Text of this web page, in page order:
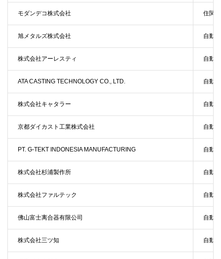
モダンデコ株式会社 住関
旭メタルズ株式会社 自動
株式会社アーレスティ 自動
ATA CASTING TECHNOLOGY CO., LTD. 自動
株式会社キャタラー 自動
京都ダイカスト工業株式会社 自動
PT. G-TEKT INDONESIA MANUFACTURING 自動
株式会社杉浦製作所 自動
株式会社ファルテック 自動
佛山富士离合器有限公司 自動
株式会社三ツ知 自動